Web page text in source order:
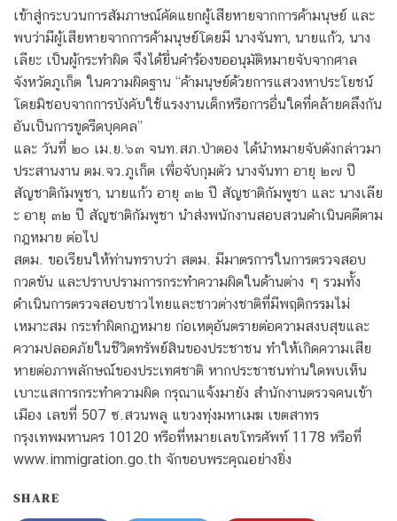
เข้าสู่กระบวนการสัมภาษณ์คัดแยกผู้เสียหายจากการค้ามนุษย์ และ
พบว่ามีผู้เสียหายจากการค้ามนุษย์โดยมี นางจันทา, นายแก้ว, นาง
เลียะ เป็นผู้กระทำผิด จึงได้ยื่นคำร้องขออนุมัติหมายจับจากศาล
จังหวัดภูเก็ต ในความผิดฐาน “ค้ามนุษย์ด้วยการแสวงหาประโยชน์
โดยมิชอบจากการบังคับใช้แรงงานเด็กหรือการอื่นใดที่คล้ายคลึงกัน
อันเป็นการขูดรีดบุคคล”
และ วันที่ ๒๐ เม.ย.๖๓ จนท.สภ.ป่าตอง ได้นำหมายจับดังกล่าวมา
ประสานงาน ตม.จว.ภูเก็ต เพื่อจับกุมตัว นางจันทา อายุ ๒๗ ปี
สัญชาติกัมพูชา, นายแก้ว อายุ ๓๒ ปี สัญชาติกัมพูชา และ นางเลีย
ะ อายุ ๓๒ ปี สัญชาติกัมพูชา นำส่งพนักงานสอบสวนดำเนินคดีตาม
กฎหมาย ต่อไป
สตม. ขอเรียนให้ท่านทราบว่า สตม. มีมาตรการในการตรวจสอบ
กวดขัน และปราบปรามการกระทำความผิดในด้านต่าง ๆ รวมทั้ง
ดำเนินการตรวจสอบชาวไทยและชาวต่างชาติที่มีพฤติกรรมไม่
เหมาะสม กระทำผิดกฎหมาย ก่อเหตุอันตรายต่อความสงบสุขและ
ความปลอดภัยในชีวิตทรัพย์สินของประชาชน ทำให้เกิดความเสีย
หายต่อภาพลักษณ์ของประเทศชาติ หากประชาชนท่านใดพบเห็น
เบาะแสการกระทำความผิด กรุณาแจ้งมายัง สำนักงานตรวจคนเข้า
เมือง เลขที่ 507 ซ.สวนพลู แขวงทุ่งมหาเมฆ เขตสาทร
กรุงเทพมหานคร 10120 หรือที่หมายเลขโทรศัพท์ 1178 หรือที่
www.immigration.go.th จักขอบพระคุณอย่างยิ่ง
SHARE